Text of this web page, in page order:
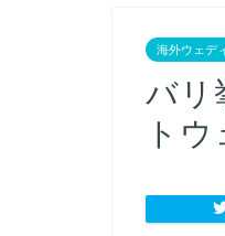
海外ウェデ
バリ
ト